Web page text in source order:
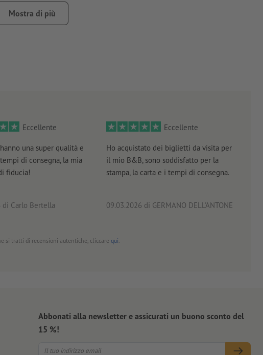
con una percentuale inferiore al 100% per canale di colore
definite
Mostra di più
Eccellente
una super qualità e
di consegna, la mia
fiducia!
di Carlo Bertella
Eccellente
Ho acquistato dei biglietti da visita per
il mio B&B, sono soddisfatto per la
stampa, la carta e i tempi di consegna.
09.03.2026 di GERMANO DELL'ANTONE
si tratti di recensioni autentiche, cliccare qui
Abbonati alla newsletter e assicurati un buono sconto del
15 %!